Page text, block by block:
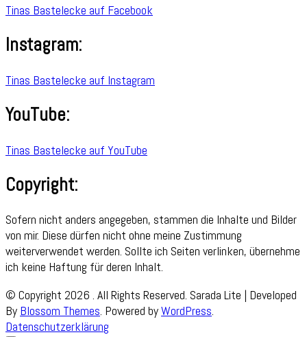
Tinas Bastelecke auf Facebook
Instagram:
Tinas Bastelecke auf Instagram
YouTube:
Tinas Bastelecke auf YouTube
Copyright:
Sofern nicht anders angegeben, stammen die Inhalte und Bilder
von mir. Diese dürfen nicht ohne meine Zustimmung
weiterverwendet werden. Sollte ich Seiten verlinken, übernehme
ich keine Haftung für deren Inhalt.
© Copyright 2026 . All Rights Reserved. Sarada Lite | Developed
By Blossom Themes. Powered byWordPress.
Datenschutzerklärung